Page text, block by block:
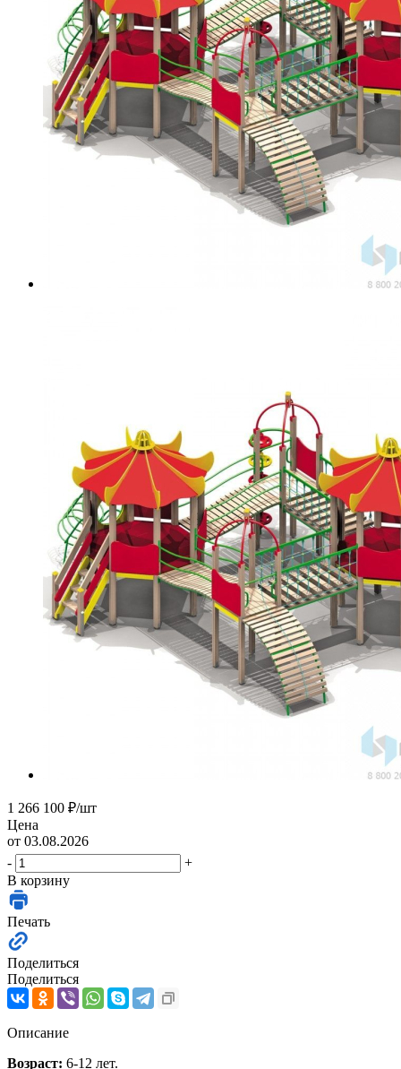
1 266 100 ₽/шт
Цена
от 03.08.2026
-
+
В корзину
Печать
Поделиться
Поделиться
Описание
Возраст: 6-12 лет.